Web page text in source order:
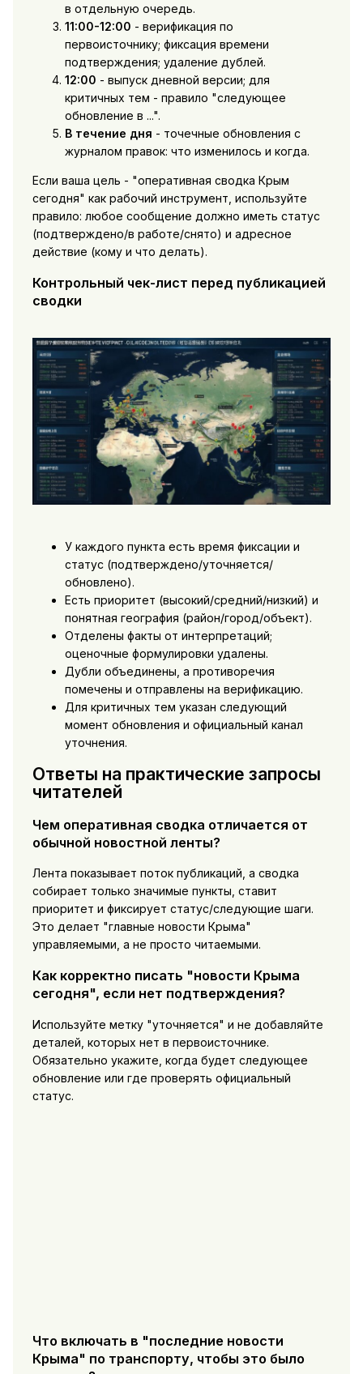
в отдельную очередь.
11:00-12:00 - верификация по
первоисточнику; фиксация времени
подтверждения; удаление дублей.
12:00 - выпуск дневной версии; для
критичных тем - правило "следующее
обновление в ...".
В течение дня - точечные обновления с
журналом правок: что изменилось и когда.
Если ваша цель - "оперативная сводка Крым
сегодня" как рабочий инструмент, используйте
правило: любое сообщение должно иметь статус
(подтверждено/в работе/снято) и адресное
действие (кому и что делать).
Контрольный чек-лист перед публикацией
сводки
У каждого пункта есть время фиксации и
статус (подтверждено/уточняется/
обновлено).
Есть приоритет (высокий/средний/низкий) и
понятная география (район/город/объект).
Отделены факты от интерпретаций;
оценочные формулировки удалены.
Дубли объединены, а противоречия
помечены и отправлены на верификацию.
Для критичных тем указан следующий
момент обновления и официальный канал
уточнения.
Ответы на практические запросы
читателей
Чем оперативная сводка отличается от
обычной новостной ленты?
Лента показывает поток публикаций, а сводка
собирает только значимые пункты, ставит
приоритет и фиксирует статус/следующие шаги.
Это делает "главные новости Крыма"
управляемыми, а не просто читаемыми.
Как корректно писать "новости Крыма
сегодня", если нет подтверждения?
Используйте метку "уточняется" и не добавляйте
деталей, которых нет в первоисточнике.
Обязательно укажите, когда будет следующее
обновление или где проверять официальный
статус.
Что включать в "последние новости
Крыма" по транспорту, чтобы это было